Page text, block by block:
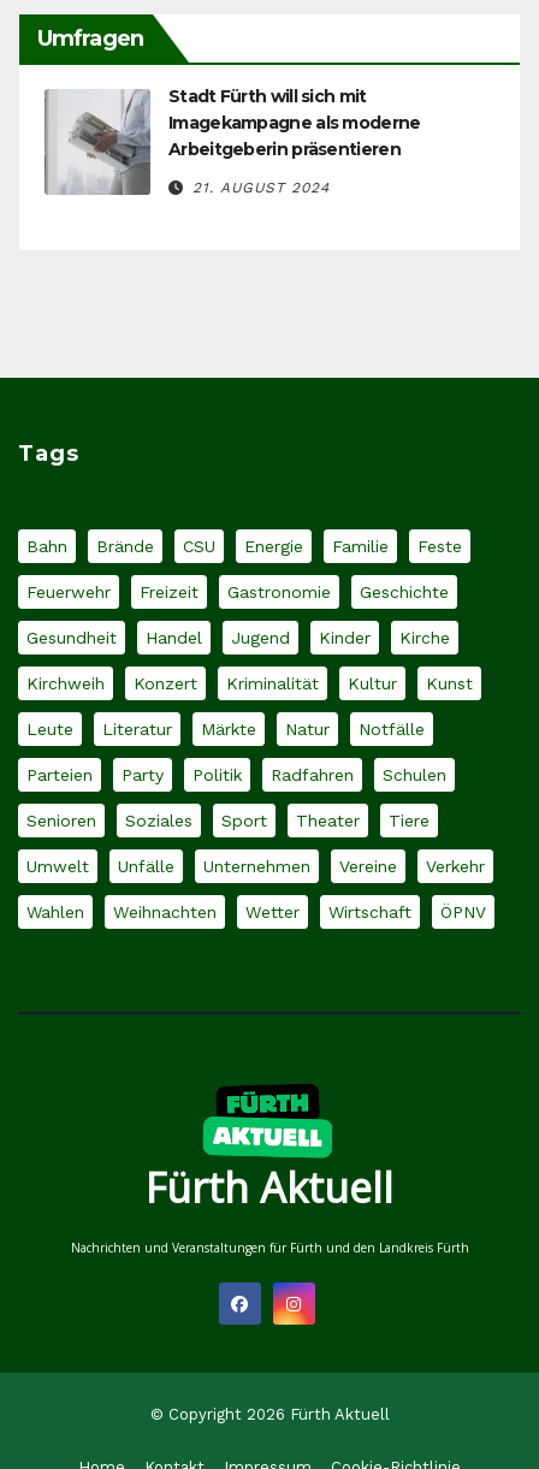
Umfragen
Stadt Fürth will sich mit
Imagekampagne als moderne
Arbeitgeberin präsentieren
21. AUGUST 2024
Tags
Bahn Brände CSU Energie Familie Feste
Feuerwehr Freizeit Gastronomie Geschichte
Gesundheit Handel Jugend Kinder Kirche
Kirchweih Konzert Kriminalität Kultur Kunst
Leute Literatur Märkte Natur Notfälle
Parteien Party Politik Radfahren Schulen
Senioren Soziales Sport Theater Tiere
Umwelt Unfälle Unternehmen Vereine Verkehr
Wahlen Weihnachten Wetter Wirtschaft ÖPNV
Fürth Aktuell
Nachrichten und Veranstaltungen für Fürth und den Landkreis Fürth
© Copyright 2026 Fürth Aktuell